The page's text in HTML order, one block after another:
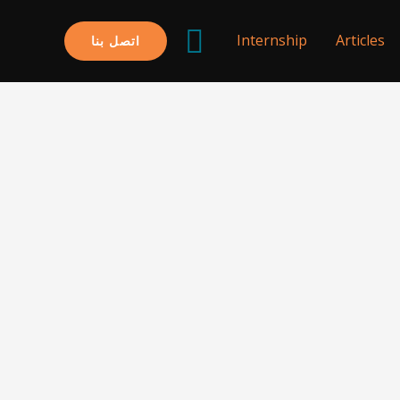
Articles
Internship البحثاتصل بنا